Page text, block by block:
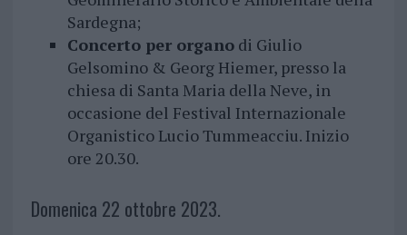
Sardegna;
Concerto per organodi Giulio
Gelsomino & Georg Hiemer, presso la
chiesa di Santa Maria della Neve, in
occasione del Festival Internazionale
Organistico Lucio Tummeacciu. Inizio
ore 20.30.
Domenica 22 ottobre 2023.